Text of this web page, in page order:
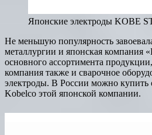
Японские электроды KOBE
Не меньшую популярность
металлургии и японская компания
основного ассортимента
компания также и сварочное
электроды. В России можно купить
Kobelco этой японской компании.